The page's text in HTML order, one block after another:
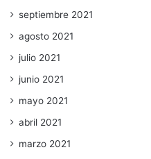
septiembre 2021
agosto 2021
julio 2021
junio 2021
mayo 2021
abril 2021
marzo 2021